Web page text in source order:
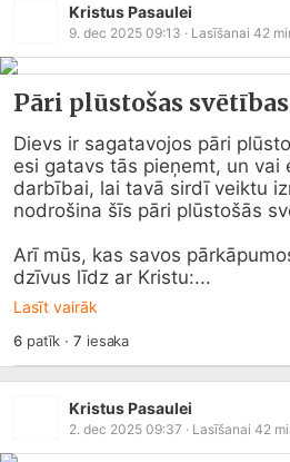
Kristus Pasaulei
9. dec 2025 09:13 · Lasīšanai 42
Pāri plūstošas svētības
Dievs ir sagatavojos pāri
esi gatavs tās pieņemt, un vai
darbībai, lai tavā sirdī veiktu
nodrošina šīs pāri plūstošās
Arī mūs, kas savos
dzīvus līdz ar Kristu:...
Lasīt vairāk
6patīk ·7 iesaka
Kristus Pasaulei
2. dec 2025 09:37 · Lasīšanai 42